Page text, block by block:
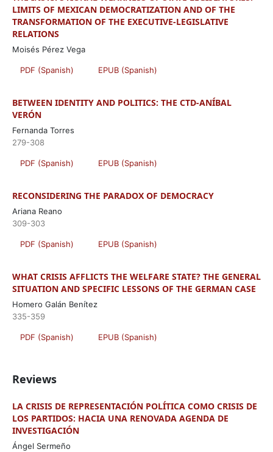
LIMITS OF MEXICAN DEMOCRATIZATION AND OF THE
TRANSFORMATION OF THE EXECUTIVE-LEGISLATIVE
RELATIONS
Moisés Pérez Vega
PDF (Spanish) EPUB (Spanish)
BETWEEN IDENTITY AND POLITICS: THE CTD-ANÍBAL
VERÓN
Fernanda Torres
279-308
PDF (Spanish) EPUB (Spanish)
RECONSIDERING THE PARADOX OF DEMOCRACY
Ariana Reano
309-303
PDF (Spanish) EPUB (Spanish)
WHAT CRISIS AFFLICTS THE WELFARE STATE? THE GENERAL
SITUATION AND SPECIFIC LESSONS OF THE GERMAN CASE
Homero Galán Benítez
335-359
PDF (Spanish) EPUB (Spanish)
Reviews
LA CRISIS DE REPRESENTACIÓN POLÍTICA COMO CRISIS DE
LOS PARTIDOS: HACIA UNA RENOVADA AGENDA DE
INVESTIGACIÓN
Ángel Sermeño